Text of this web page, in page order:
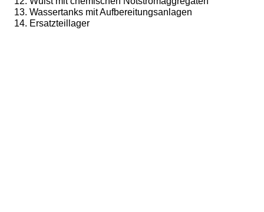
Wassertanks mit Aufbereitungsanlagen
Ersatzteillager